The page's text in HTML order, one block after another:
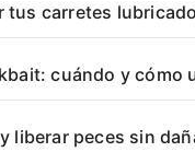
tus carretes
cuándo y cómo
liberar peces sin